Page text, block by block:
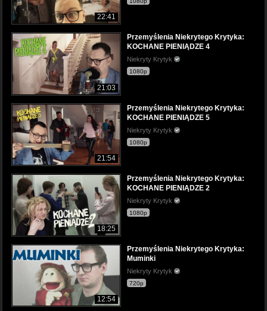
22:41
21:03
Przemyślenia Niekrytego Krytyka:
KOCHANE PIENIĄDZE 4
Niekryty Krytyk
1080p
21:54
Przemyślenia Niekrytego Krytyka:
KOCHANE PIENIĄDZE 5
Niekryty Krytyk
1080p
18:25
Przemyślenia Niekrytego Krytyka:
KOCHANE PIENIĄDZE 2
Niekryty Krytyk
1080p
12:54
Przemyślenia Niekrytego Krytyka:
Muminki
Niekryty Krytyk
720p